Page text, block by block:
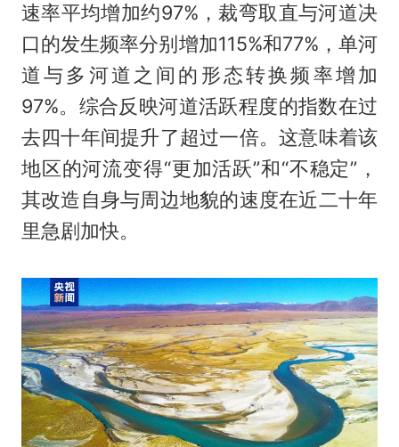
速率平均增加约97%，裁弯取直与河道决
口的发生频率分别增加115%和77%，单河
道与多河道之间的形态转换频率增加
97%。综合反映河道活跃程度的指数在过
去四十年间提升了超过一倍。这意味着该
地区的河流变得“更加活跃”和“不稳定”，
其改造自身与周边地貌的速度在近二十年
里急剧加快。